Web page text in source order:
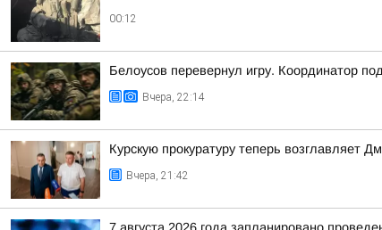
00:12
Белоусов перевернул игру. Координатор
Вчера, 22:14
Курскую прокуратуру теперь возглавляет
Вчера, 21:42